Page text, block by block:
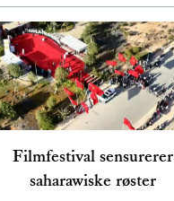
Filmfestival sensurerer
saharawiske røster